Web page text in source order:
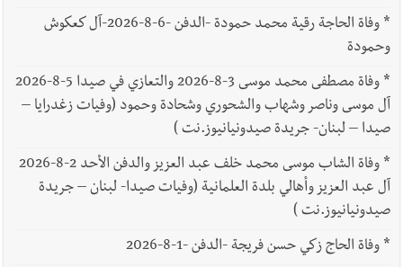
*
وفاة الحاجة رقية محمد حمودة -الدفن -6-8-2026-آل كعكوش
وحمودة
*
وفاة مصطفى محمد موسى 3-8-2026 والتعازي في صيدا 5-8-2026
آل موسى وناصر وشهاب والشحوري وشحادة وحمود (وفيات زغدرايا –
صيدا – لبنان- جريدة صيدونيانيوز.نت )
*
وفاة الشاب موسى محمد خلف عبد العزيز والدفن الأحد 2-8-2026
آل عبد العزيز وأهالي بلدة العلمانية (وفيات صيدا- لبنان – جريدة
صيدونيانيوز.نت )
*وفاة الحاج زكي حسن فريجة -الدفن -1-8-2026